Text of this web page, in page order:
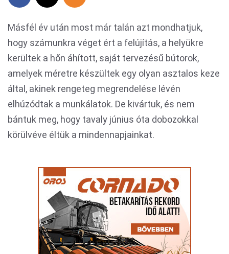
Másfél év után most már talán azt mondhatjuk,
hogy számunkra véget ért a felújítás, a helyükre
kerültek a hőn áhított, saját tervezésű bútorok,
amelyek méretre készültek egy olyan asztalos keze
által, akinek rengeteg megrendelése lévén
elhúzódtak a munkálatok. De kivártuk, és nem
bántuk meg, hogy tavaly június óta dobozokkal
körülvéve éltük a mindennapjainkat.